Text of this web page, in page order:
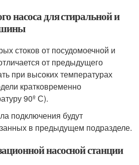
насоса для стиральной и
стоков от посудомоечной и
от предыдущего
при высоких температурах
кратковременно
90º С).
подключения будут
в предыдущем подразделе.
насосной станции